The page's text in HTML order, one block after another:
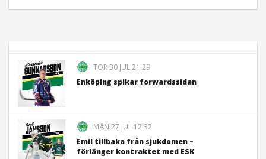
TOR 30 JUL 21:29
Enköping spikar forwardssidan
MÅN 27 JUL 12:32
Emil tillbaka från sjukdomen –
förlänger kontraktet med ESK